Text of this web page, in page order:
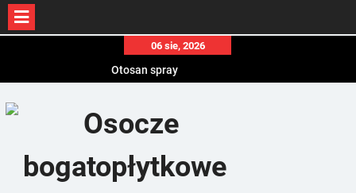
content
06 sie, 2026
Otosan spray